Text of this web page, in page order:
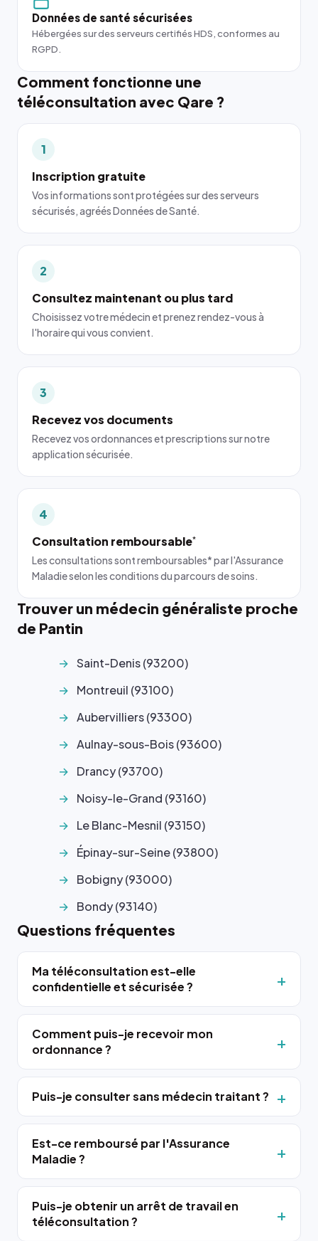
Données de santé sécurisées
Hébergées sur des serveurs certifiés HDS, conformes au
RGPD.
Comment fonctionne une
téléconsultation avec Qare ?
1
Inscription gratuite
Vos informations sont protégées sur des serveurs
sécurisés, agréés Données de Santé.
2
Consultez maintenant ou plus tard
Choisissez votre médecin et prenez rendez-vous à
l'horaire qui vous convient.
3
Recevez vos documents
Recevez vos ordonnances et prescriptions sur notre
application sécurisée.
4
Consultation remboursable*
Les consultations sont remboursables* par l'Assurance
Maladie selon les conditions du parcours de soins.
Trouver un médecin généraliste proche
de Pantin
Saint-Denis (93200)
Montreuil (93100)
Aubervilliers (93300)
Aulnay-sous-Bois (93600)
Drancy (93700)
Noisy-le-Grand (93160)
Le Blanc-Mesnil (93150)
Épinay-sur-Seine (93800)
Bobigny (93000)
Bondy (93140)
Questions fréquentes
Ma téléconsultation est-elle
confidentielle et sécurisée ?
Comment puis-je recevoir mon
ordonnance ?
Puis-je consulter sans médecin traitant ?
Est-ce remboursé par l'Assurance
Maladie ?
Puis-je obtenir un arrêt de travail en
téléconsultation ?